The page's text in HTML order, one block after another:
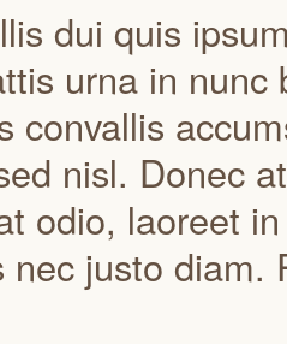
dui quis
urna in
convallis
nisl. Donec
odio, laoreet
nec justo diam.